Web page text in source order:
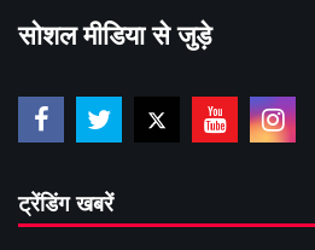
सोशल मीडिया से जुड़े
ट्रेंडिंग खबरें